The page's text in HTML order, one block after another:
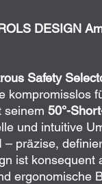
DESIGN
Safety
kompromisslos
seinem 50°-
und intuitive
– präzise,
ist konsequent
ergonomische